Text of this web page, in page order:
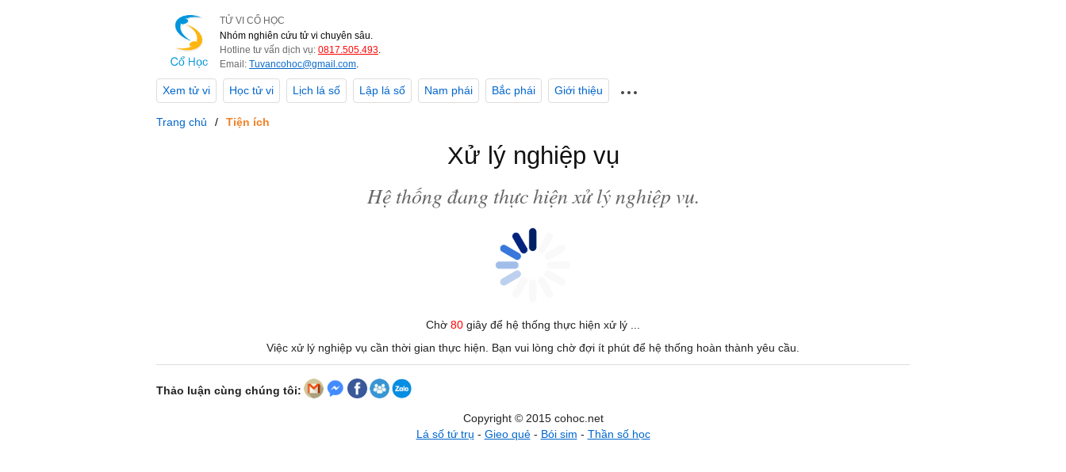
TỬ VI CỔ HỌC
Nhóm nghiên cứu tử vi chuyên sâu.
Hotline tư vấn dịch vụ: 0817.505.493.
Email: Tuvancohoc@gmail.com.
Xem tử vi Học tử vi Lịch lá số Lập lá số Nam phái Bắc phái Giới thiệu
Trang chủ Tiện ích
Xử lý nghiệp vụ
Hệ thống đang thực hiện xử lý nghiệp vụ.
Chờ 80 giây để hệ thống thực hiện xử lý ...
Việc xử lý nghiệp vụ cần thời gian thực hiện. Bạn vui lòng chờ đợi ít phút để hệ thống hoàn thành yêu cầu.
Thảo luận cùng chúng tôi:
Copyright © 2015 cohoc.net
Lá số tứ trụ - Gieo quẻ- Bói sim - Thần số học